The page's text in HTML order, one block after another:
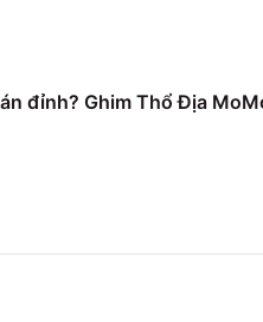
đỉnh? Ghim Thổ Địa